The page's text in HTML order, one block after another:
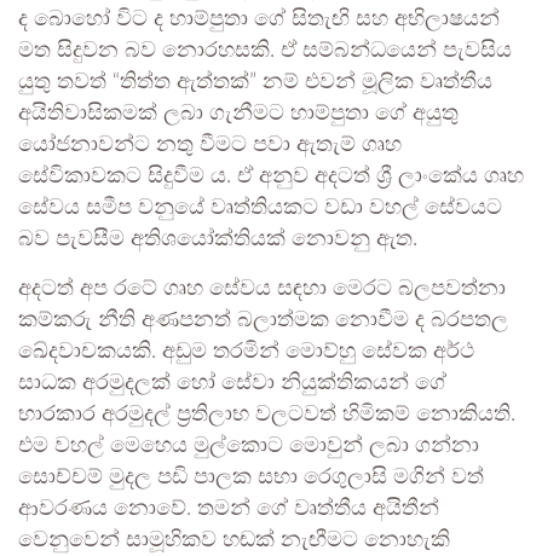
ද බොහෝ විට ද හාම්පුතා ගේ සිතැඟි සහ අභිලාෂයන්
මත සිදුවන බව නොරහසකි. ඒ සම්බන්ධයෙන් පැවසිය
යුතු තවත් “තිත්ත ඇත්තක්” නම් එවන් මූලික වෘත්තීය
අයිතිවාසිකමක් ලබා ගැනීමට හාම්පුතා ගේ අයුතු
යෝජනාවන්ට නතු වීමට පවා ඇතැම් ගෘහ
සේවිකාවකට සිදුවීම ය. ඒ අනුව අදටත් ශ්‍රී ලාංකේය ගෘහ
සේවය සමීප වනුයේ වෘත්තියකට වඩා වහල් සේවයට
බව පැවසීම අතිශයෝක්තියක් නොවනු ඇත.
අදටත් අප රටේ ගෘහ සේවය සඳහා මෙරට බලපවත්නා
කම්කරු නීති අණපනත් බලාත්මක නොවීම ද බරපතල
ඛේදවාචකයකි. අඩුම තරමින් මොව්හු සේවක අර්ථ
සාධක අරමුදලක් හෝ සේවා නියුක්තිකයන් ගේ
භාරකාර අරමුදල් ප්‍රතිලාභ වලටවත් හිමිකම් නොකියති.
එම වහල් මෙහෙය මුල්කොට මොවුන් ලබා ගන්නා
සොච්චම් මුදල පඩි පාලක සභා රෙගුලාසි මගින් වත්
ආවරණය නොවේ. තමන් ගේ වෘත්තීය අයිතීන්
වෙනුවෙන් සාමූහිකව හඬක් නැඟීමට නොහැකි